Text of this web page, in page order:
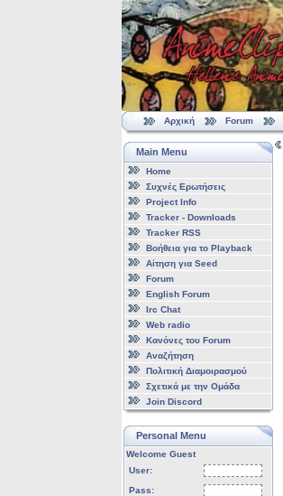
Αρχική Forum
Main Menu
Home
Συχνές Ερωτήσεις
Project Info
Tracker - Downloads
Tracker RSS
Βοήθεια για το Playback
Αίτηση για Seed
Forum
English Forum
Irc Chat
Web radio
Κανόνες του Forum
Αναζήτηση
Πολιτική Διαμοιρασμού
Σχετικά με την Ομάδα
Join Discord
Personal Menu
Welcome Guest
User:
Pass: